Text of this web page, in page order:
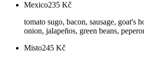
Mexico235 Kč
tomato sugo, bacon, sausage, goat's
onion, jalapeños, green beans,
Misto245 Kč